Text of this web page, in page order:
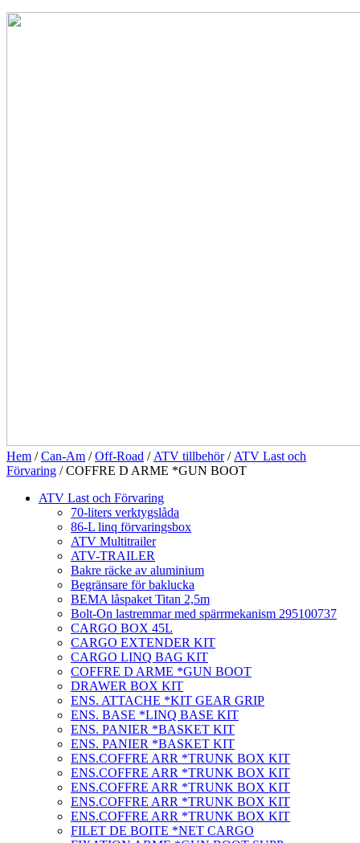
Hem /Can-Am /Off-Road / ATV tillbehör/ ATV Last och
Förvaring / COFFRE D ARME *GUN BOOT
ATV Last och Förvaring
70-liters verktygslåda
86-L linq förvaringsbox
ATV Multitrailer
ATV-TRAILER
Bakre räcke av aluminium
Begränsare för baklucka
BEMA låspaket Titan 2,5m
Bolt-On lastremmar med spärrmekanism 295100737
CARGO BOX 45L
CARGO EXTENDER KIT
CARGO LINQ BAG KIT
COFFRE D ARME *GUN BOOT
DRAWER BOX KIT
ENS. ATTACHE *KIT GEAR GRIP
ENS. BASE *LINQ BASE KIT
ENS. PANIER *BASKET KIT
ENS. PANIER *BASKET KIT
ENS.COFFRE ARR *TRUNK BOX KIT
ENS.COFFRE ARR *TRUNK BOX KIT
ENS.COFFRE ARR *TRUNK BOX KIT
ENS.COFFRE ARR *TRUNK BOX KIT
ENS.COFFRE ARR *TRUNK BOX KIT
FILET DE BOITE *NET CARGO